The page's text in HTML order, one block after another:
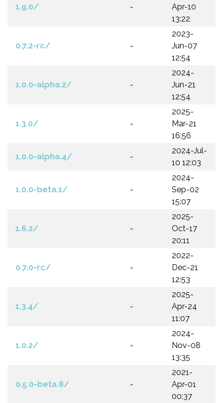
1.9.0/ -
Apr-10
13:22
0.7.2-rc/ -
2023-
Jun-07
12:54
1.0.0-alpha.2/ -
2024-
Jun-21
12:54
1.3.0/ -
2025-
Mar-21
16:56
1.0.0-alpha.4/ -
2024-Jul-
10 12:03
1.0.0-beta.1/ -
2024-
Sep-02
15:07
1.6.2/ -
2025-
Oct-17
20:11
0.7.0-rc/ -
2022-
Dec-21
12:53
1.3.4/ -
2025-
Apr-24
11:07
1.0.2/ -
2024-
Nov-08
13:35
0.5.0-beta.8/ -
2021-
Apr-01
00:37